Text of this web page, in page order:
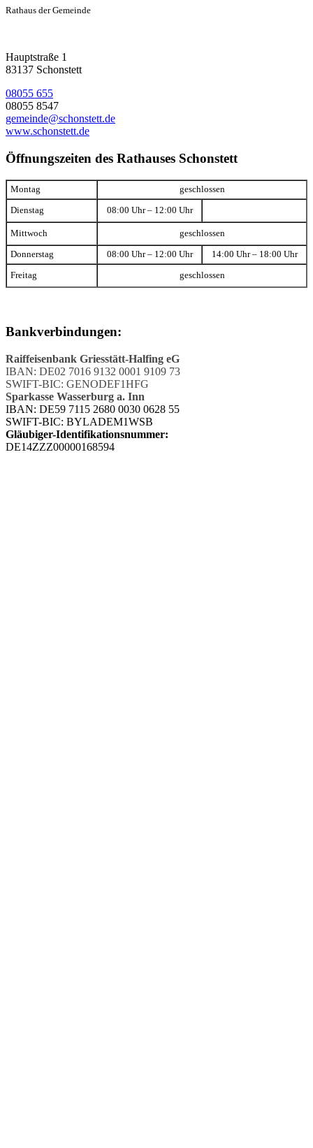
Rathaus der Gemeinde
Hauptstraße 1
83137 Schonstett
08055 655
08055 8547
gemeinde@schonstett.de
www.schonstett.de
Öffnungszeiten des Rathauses Schonstett
Montag geschlossen
Dienstag 08:00 Uhr – 12:00 Uhr
Mittwoch geschlossen
Donnerstag 08:00 Uhr – 12:00 Uhr 14:00 Uhr – 18:00 Uhr
Freitag geschlossen
Bankverbindungen:
Raiffeisenbank Griesstätt-Halfing eG
IBAN: DE02 7016 9132 0001 9109 73
SWIFT-BIC: GENODEF1HFG
Sparkasse Wasserburg a. Inn
IBAN: DE59 7115 2680 0030 0628 55
SWIFT-BIC: BYLADEM1WSB
Gläubiger-Identifikationsnummer:
DE14ZZZ00000168594